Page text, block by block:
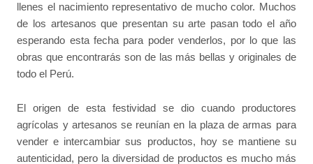
llenes el nacimiento representativo de mucho color. Muchos
de los artesanos que presentan su arte pasan todo el año
esperando esta fecha para poder venderlos, por lo que las
obras que encontrarás son de las más bellas y originales de
todo el Perú.
El origen de esta festividad se dio cuando productores
agrícolas y artesanos se reunían en la plaza de armas para
vender e intercambiar sus productos, hoy se mantiene su
autenticidad, pero la diversidad de productos es mucho más